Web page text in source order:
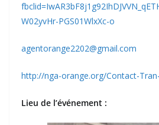
W02yvHr-PGS01WlxXc-o
agentorange2202@gmail.com
http://nga-orange.org/Contact-
Lieu de l’événement :